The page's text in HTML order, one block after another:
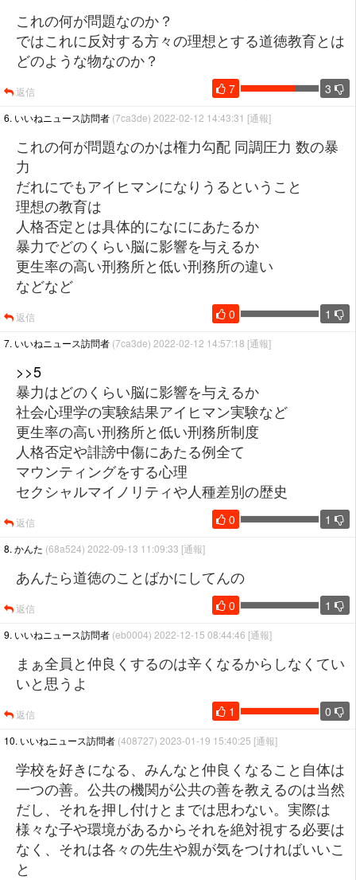
これの何が問題なのか？
ではこれに反対する方々の理想とする道徳教育とは
どのような物なのか？
7 3
返信
6. いいねニュース訪問者 (7ca3de) 2022-02-12 14:43:31 [通報]
これの何が問題なのかは権力勾配 同調圧力 数の暴
力
だれにでもアイヒマンになりうるということ
理想の教育は
人格否定とは具体的になににあたるか
暴力でどのくらい脳に影響を与えるか
更生率の高い刑務所と低い刑務所の違い
などなど
0 1
返信
7. いいねニュース訪問者 (7ca3de) 2022-02-12 14:57:18 [通報]
>>5
暴力はどのくらい脳に影響を与えるか
社会心理学の実験結果アイヒマン実験など
更生率の高い刑務所と低い刑務所制度
人格否定や誹謗中傷にあたる例全て
マウンティングをする心理
セクシャルマイノリティや人種差別の歴史
0 1
返信
8. かんた (68a524) 2022-09-13 11:09:33 [通報]
あんたら道徳のことばかにしてんの
0 1
返信
9. いいねニュース訪問者 (eb0004) 2022-12-15 08:44:46 [通報]
まぁ全員と仲良くするのは辛くなるからしなくてい
いと思うよ
1 0
返信
10. いいねニュース訪問者 (408727) 2023-01-19 15:40:25 [通報]
学校を好きになる、みんなと仲良くなること自体は
一つの善。公共の機関が公共の善を教えるのは当然
だし、それを押し付けとまでは思わない。実際は
様々な子や環境があるからそれを絶対視する必要は
なく、それは各々の先生や親が気をつければいいこ
と